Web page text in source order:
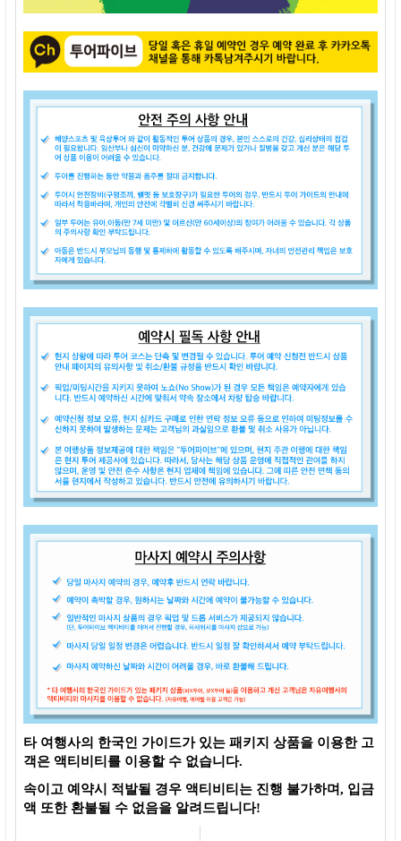
타 여행사의 한국인 가이드가 있는 패키지 상품을 이용한 고
객은 액티비티를 이용할 수 없습니다.
속이고 예약시 적발될 경우 액티비티는 진행 불가하며, 입금
액 또한 환불될 수 없음을 알려드립니다!